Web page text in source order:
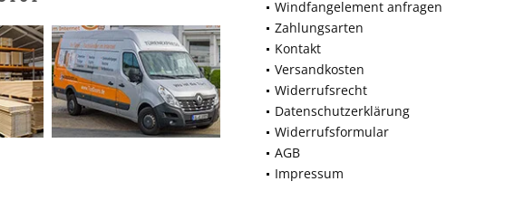
Windfangelement anfragen
Zahlungsarten
Kontakt
Versandkosten
Widerrufsrecht
Datenschutzerklärung
Widerrufsformular
AGB
Impressum